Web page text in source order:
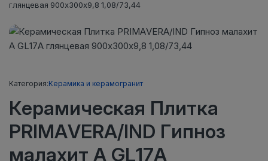
глянцевая 900х300х9,8 1,08/73,44
Категория:Керамика и керамогранит
Керамическая Плитка
PRIMAVERA/IND Гипноз
малахит А GL17A